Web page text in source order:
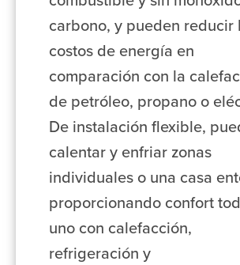
carbono, y pueden reducir
costos de energía en
comparación con la
de petróleo, propano o
De instalación flexible,
calentar y enfriar zonas
individuales o una casa
proporcionando confort
uno con calefacción,
refrigeración y